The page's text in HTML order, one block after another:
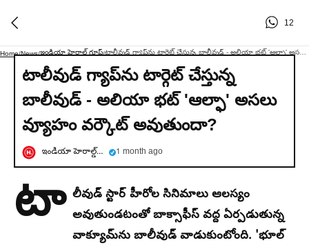
12
Home/News/ఇండియా హెరాల్డ్ గ్రూప్/
టాలీవుడ్ గ్యాప్‌ను టార్గెట్ చేస్తున్న
బాలీవుడ్ - అలియా భట్ 'ఆల్ఫా' అసలు
వ్యూహం వర్కౌట్ అవుతుందా?
ఇండియా హెరాల్డ్ గ్రూప్ 1 month ago
టా లీవుడ్ స్టార్ హీరోల సినిమాలు ఆలస్యం
అవుతుండటంతో బాక్సాఫీస్ వద్ద ఏర్పడుతున్న
వాక్యూమ్‌ను బాలీవుడ్ వాడుకుంటోంది. 'భూల్